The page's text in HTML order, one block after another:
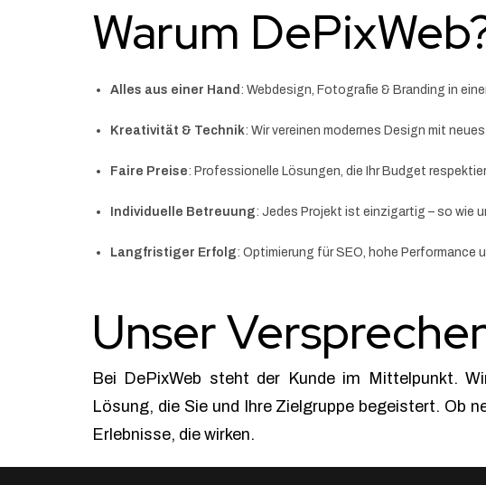
Warum
Alles aus einer Hand : Webdesign, Fotografie & Branding in
Kreativität & Technik: Wir vereinen modernes Design mit
Faire Preise: Professionelle Lösungen, die Ihr Budget
Individuelle Betreuung: Jedes Projekt ist einzigartig – so wie
Langfristiger Erfolg: Optimierung für SEO, hohe Performance
Unser
Bei DePixWeb steht der Kunde im Mittelpunkt.
Lösung, die Sie und Ihre Zielgruppe begeistert. Ob
Erlebnisse, die wirken.